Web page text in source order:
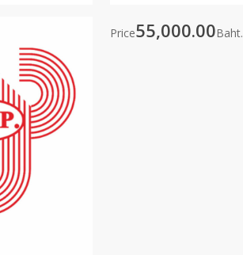
Price55,000.00Baht.